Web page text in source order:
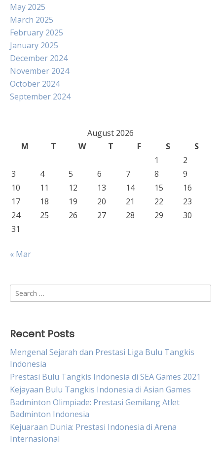
May 2025
March 2025
February 2025
January 2025
December 2024
November 2024
October 2024
September 2024
August 2026
M
T W T F S
S
1
2
3
4 5 6 7 8
9
10
11 12 13 14 15
16
17
18 19 20 21 22
23
24
25 26 27 28 29
30
31
« Mar
Search
for:
Recent Posts
Mengenal Sejarah dan Prestasi Liga Bulu Tangkis
Indonesia
Prestasi Bulu Tangkis Indonesia di SEA Games 2021
Kejayaan Bulu Tangkis Indonesia di Asian Games
Badminton Olimpiade: Prestasi Gemilang Atlet
Badminton Indonesia
Kejuaraan Dunia: Prestasi Indonesia di Arena
Internasional